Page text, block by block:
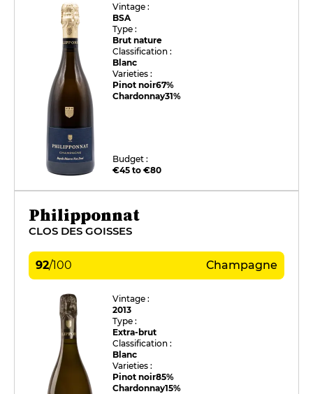
Vintage :
BSA
Type :
Brut nature
Classification :
Blanc
Varieties :
Pinot noir67%
Chardonnay31%
Budget :
€45 to €80
Philipponnat
CLOS DES GOISSES
92/100 Champagne
Vintage :
2013
Type :
Extra-brut
Classification :
Blanc
Varieties :
Pinot noir85%
Chardonnay15%